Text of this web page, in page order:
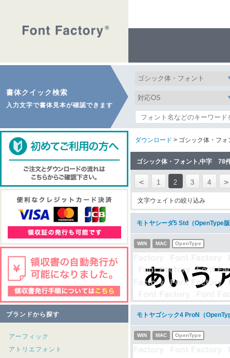
書体クイック検索
入力文字で書体見本が確認できます
ブランドから探す
アーフィック
アトリエフォント
ダウンロード > ゴシック体・フォ
ゴシック体・フォント,中字 78
< 1 2 3 4 >
文字ウェイトの絞り込み
モトヤシーダ5 Std（OpenType
WIN MAC OpenType
モトヤゴシック4 ProN（
WIN MAC OpenType